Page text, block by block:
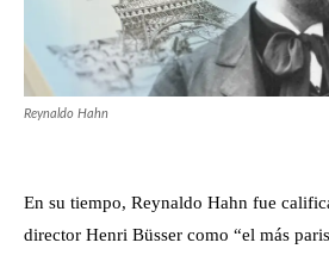
Reynaldo Hahn
En su tiempo, Reynaldo Hahn fue
director Henri Büsser como “el más